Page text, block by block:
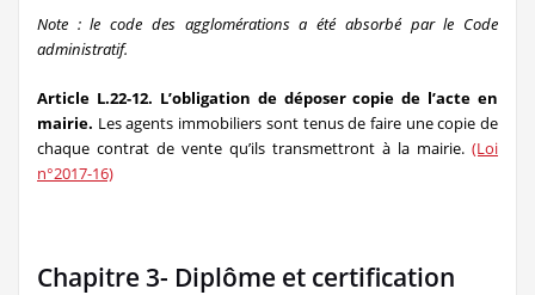
Note : le code des agglomérations a été absorbé par le Code
administratif.
Article L.22-12. L’obligation de déposer copie de l’acte en
mairie. Les agents immobiliers sont tenus de faire une copie de
chaque contrat de vente qu’ils transmettront à la mairie. (Loi
n°2017-16)
Chapitre 3- Diplôme et certification